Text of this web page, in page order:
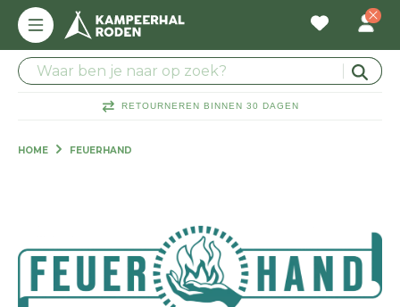
RETOURNEREN BINNEN 30 DAGEN
HOME FEUERHAND